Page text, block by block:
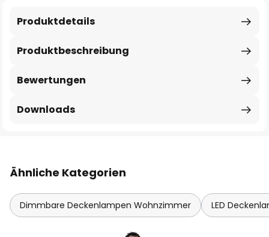
Produktbeschreibung
Produktdetails
Bewertungen
Downloads
Ähnliche Kategorien
Dimmbare Deckenlampen Wohnzimmer LED